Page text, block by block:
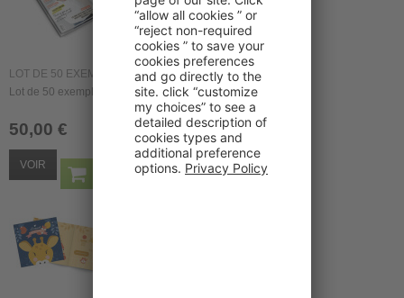
LOT DE 50 EXEMPLAIRES PHARMACTIV MAGAZINE...
Lot de 50 exemplaires Pharmactiv Magazine N°14...
50,00 €
VOIR